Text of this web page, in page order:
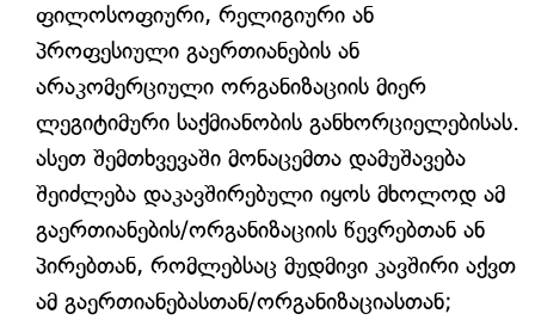
ფილოსოფიური, რელიგიური ან
პროფესიული გაერთიანების ან
არაკომერციული ორგანიზაციის მიერ
ლეგიტიმური საქმიანობის განხორციელებისას.
ასეთ შემთხვევაში მონაცემთა დამუშავება
შეიძლება დაკავშირებული იყოს მხოლოდ ამ
გაერთიანების/ორგანიზაციის წევრებთან ან
პირებთან, რომლებსაც მუდმივი კავშირი აქვთ
ამ გაერთიანებასთან/ორგანიზაციასთან;